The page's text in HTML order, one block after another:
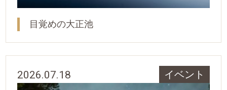
目覚めの大正池
2026.07.18 イベント